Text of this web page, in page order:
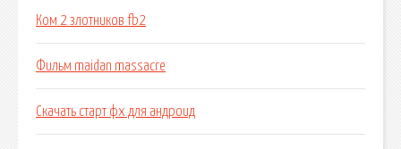
Ком 2 злотников fb2
Фильм maidan massacre
Скачать старт фх для андроид